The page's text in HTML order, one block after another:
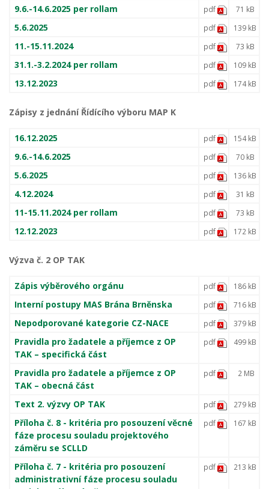
9.6.-14.6.2025 per rollam pdf 71 kB
5.6.2025 pdf 139 kB
11.-15.11.2024 pdf 73 kB
31.1.-3.2.2024 per rollam pdf 109 kB
13.12.2023 pdf 174 kB
Zápisy z jednání Řídícího výboru MAP K
16.12.2025 pdf 154 kB
9.6.-14.6.2025 pdf 70 kB
5.6.2025 pdf 136 kB
4.12.2024 pdf 31 kB
11-15.11.2024 per rollam pdf 73 kB
12.12.2023 pdf 172 kB
Výzva č. 2 OP TAK
Zápis výběrového orgánu pdf 186 kB
Interní postupy MAS Brána Brněnska pdf 716 kB
Nepodporované kategorie CZ-NACE pdf 379 kB
Pravidla pro žadatele a příjemce z OP
TAK – specifická část
pdf 499 kB
Pravidla pro žadatele a příjemce z OP
TAK – obecná část
pdf 2 MB
Text 2. výzvy OP TAK pdf 279 kB
Příloha č. 8 - kritéria pro posouzení věcné
fáze procesu souladu projektového
záměru se SCLLD
pdf 167 kB
Příloha č. 7 - kritéria pro posouzení
administrativní fáze procesu souladu
pdf 213 kB